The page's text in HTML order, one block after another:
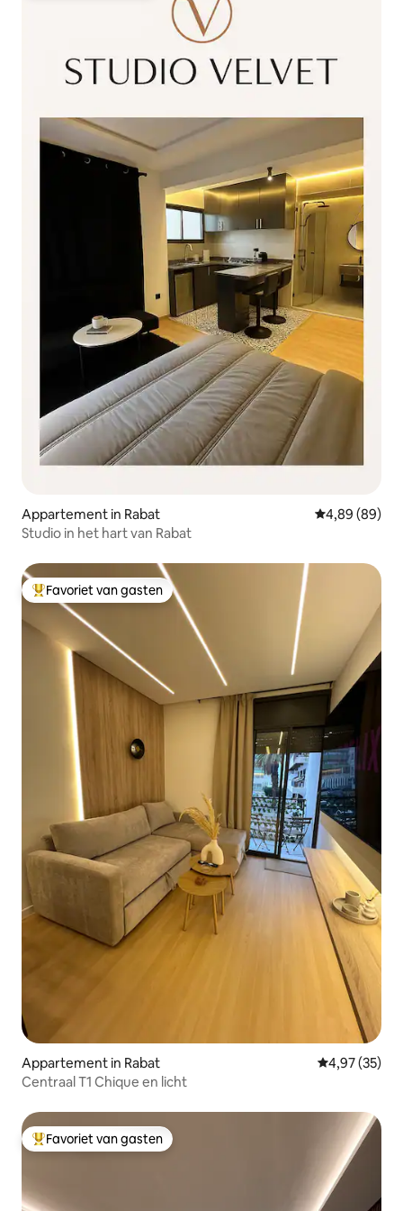
Appartement in Rabat Gemiddelde
4,89 (89)
Studio in het hart van Rabat
Topfavoriet van gasten
Favoriet van gasten
Appartement in Rabat Gemiddelde
4,97 (35)
Centraal T1 Chique en licht
Topfavoriet van gasten
Favoriet van gasten